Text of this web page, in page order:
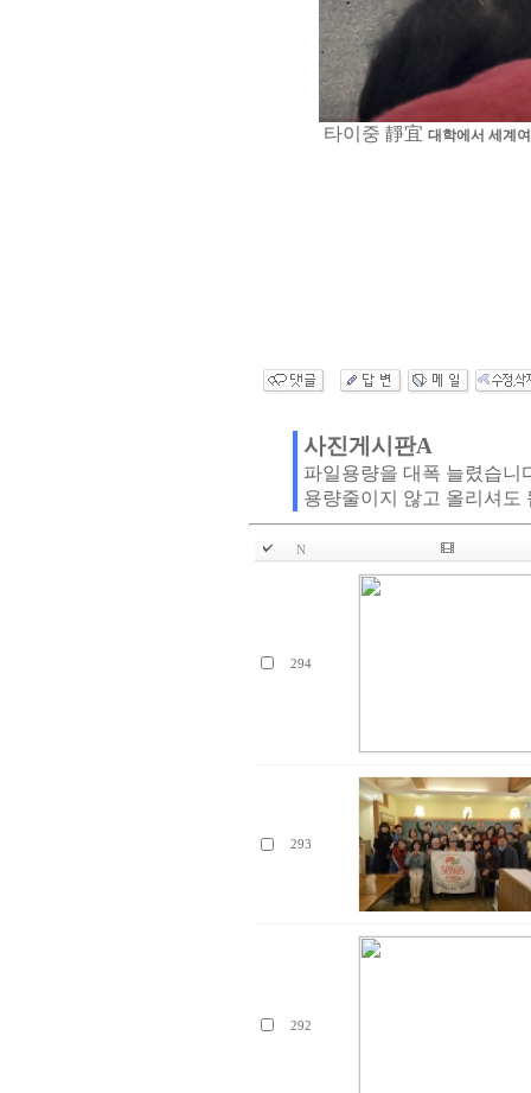
타이중 靜宜 대학에서 세계
사진게시판A
파일용량을 대폭 늘렸습니
용량줄이지 않고 올리셔도
N
294
293
292